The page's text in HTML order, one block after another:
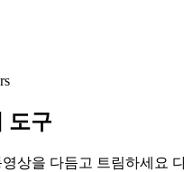
도구
상을 다듬고 트림하세요